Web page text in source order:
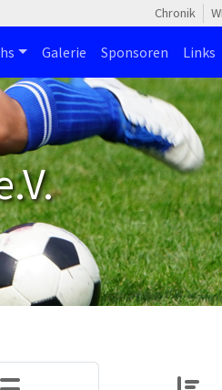
Chronik
Galerie Sponsoren Links